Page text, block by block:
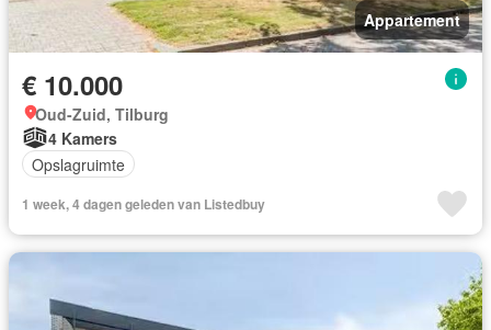
Appartement
€ 10.000
Oud-Zuid, Tilburg
4 Kamers
Opslagruimte
1 week, 4 dagen geleden van Listedbuy